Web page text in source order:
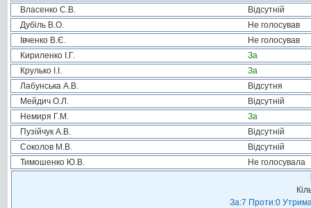
Власенко С.В.
Відсутній
Дубіль В.О.
Не голосував
Івченко В.Є.
Не голосував
Кириленко І.Г.
За
Крулько І.І.
За
Лабунська А.В.
Відсутня
Мейдич О.Л.
Відсутній
Немиря Г.М.
За
Пузійчук А.В.
Відсутній
Соколов М.В.
Відсутній
Тимошенко Ю.В.
Не голосувала
За:7 Проти:0